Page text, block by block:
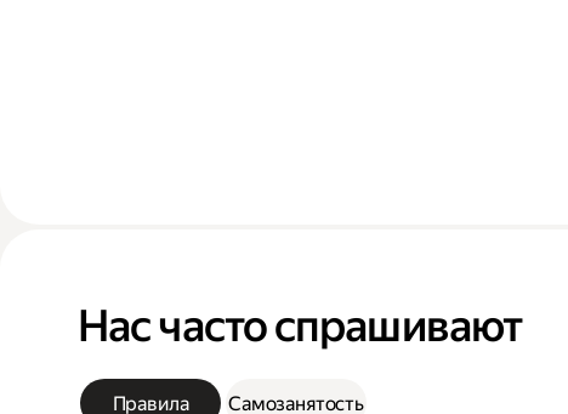
Нас часто спрашивают
Правила Самозанятость